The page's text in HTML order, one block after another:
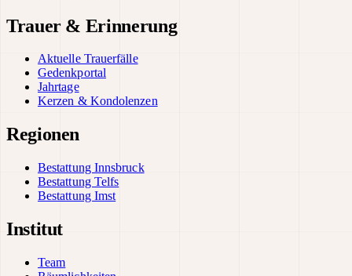
Trauer & Erinnerung
Aktuelle Trauerfälle
Gedenkportal
Jahrtage
Kerzen & Kondolenzen
Regionen
Bestattung Innsbruck
Bestattung Telfs
Bestattung Imst
Institut
Team